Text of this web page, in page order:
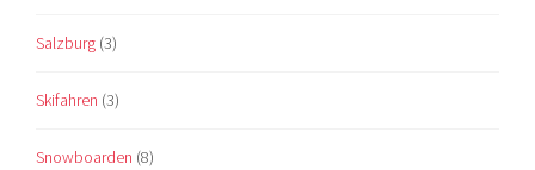
Salzburg (3)
Skifahren (3)
Snowboarden (8)